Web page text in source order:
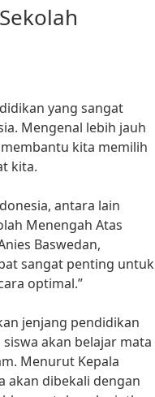
yang sangat
Mengenal lebih jauh
kita memilih
kita.
antara lain
Menengah Atas
Baswedan,
sangat penting untuk
optimal.”
jenjang pendidikan
siswa akan belajar mata
Menurut Kepala
akan dibekali dengan